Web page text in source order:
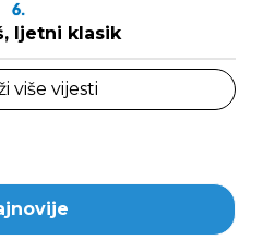
6.
ljetni klasik
više vijesti